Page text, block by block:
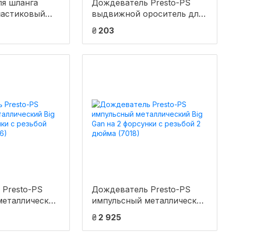
шланга
Дождеватель Presto-PS
выдвижной ороситель для
построения систем полива
(7962)
₴ 203
PS
с
(7016)
Дождеватель Presto-PS
импульсный металлический
Big Gan на 2 форсунки с
резьбой 2 дюйма (7018)
₴ 2 925